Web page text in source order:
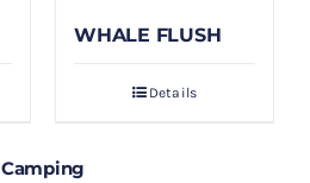
WHALE FLUSH
Details
Camping